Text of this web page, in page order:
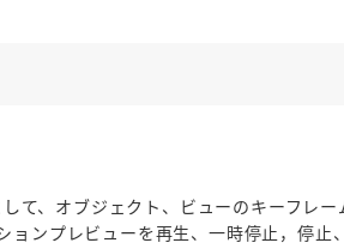
、オブジェクト、ビューのキーフレ
ンプレビューを再生、一時停止，停止